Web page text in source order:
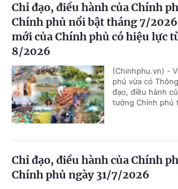
Chỉ đạo, điều hành của Chính
Chính phủ nổi bật tháng 7/
mới của Chính phủ có hiệu lực
8/2026
(Chinhphu.vn) -
phủ vừa có
đạo, điều hành
tướng Chính phủ
Chỉ đạo, điều hành của Chính
Chính phủ ngày 31/7/2026